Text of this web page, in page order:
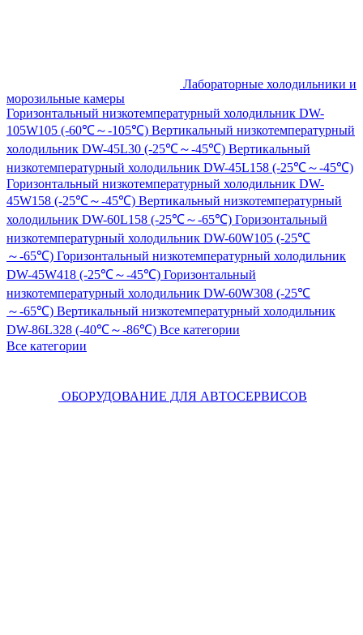
Лабораторные холодильники и
морозильные камеры
Горизонтальный низкотемпературный холодильник DW-
105W105 (-60℃～-105℃) Вертикальный низкотемпературный
холодильник DW-45L30 (-25℃～-45℃) Вертикальный
низкотемпературный холодильник DW-45L158 (-25℃～-45℃)
Горизонтальный низкотемпературный холодильник DW-
45W158 (-25℃～-45℃) Вертикальный низкотемпературный
холодильник DW-60L158 (-25℃～-65℃) Горизонтальный
низкотемпературный холодильник DW-60W105 (-25℃
～-65℃) Горизонтальный низкотемпературный холодильник
DW-45W418 (-25℃～-45℃) Горизонтальный
низкотемпературный холодильник DW-60W308 (-25℃
～-65℃) Вертикальный низкотемпературный холодильник
DW-86L328 (-40℃～-86℃) Все категории
Все категории
ОБОРУДОВАНИЕ ДЛЯ АВТОСЕРВИСОВ